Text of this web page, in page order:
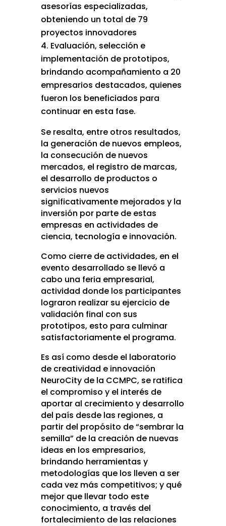
asesorías especializadas,
obteniendo un total de 79
proyectos innovadores
Evaluación, selección e
implementación de prototipos,
brindando acompañamiento a 20
empresarios destacados, quienes
fueron los beneficiados para
continuar en esta fase.
Se resalta, entre otros resultados,
la generación de nuevos empleos,
la consecución de nuevos
mercados, el registro de marcas,
el desarrollo de productos o
servicios nuevos
significativamente mejorados y la
inversión por parte de estas
empresas en actividades de
ciencia, tecnología e innovación.
Como cierre de actividades, en el
evento desarrollado se llevó a
cabo una feria empresarial,
actividad donde los participantes
lograron realizar su ejercicio de
validación final con sus
prototipos, esto para culminar
satisfactoriamente el programa.
Es así como desde el laboratorio
de creatividad e innovación
NeuroCity de la CCMPC, se ratifica
el compromiso y el interés de
aportar al crecimiento y desarrollo
del país desde las regiones, a
partir del propósito de “sembrar la
semilla” de la creación de nuevas
ideas en los empresarios,
brindando herramientas y
metodologías que los lleven a ser
cada vez más competitivos; y qué
mejor que llevar todo este
conocimiento, a través del
fortalecimiento de las relaciones